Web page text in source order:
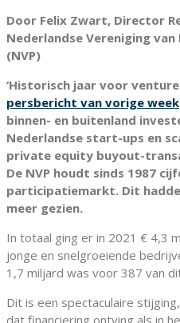
Door Felix Zwart, Director
Nederlandse Vereniging
(NVP)
‘Historisch jaar voor
persbericht van vorige week
binnen- en buitenland
Nederlandse start-ups en
private equity buyout-
De NVP houdt sinds 1987
participatiemarkt. Dit
meer gezien.
In totaal ging er in 2021 € 4,3
jonge en snelgroeiende
1,7 miljard was voor 387 van
Dit is een spectaculaire
dat financiering ontving als in